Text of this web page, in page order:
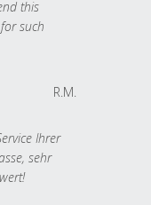
this
such
R.M.
Ihrer
sehr